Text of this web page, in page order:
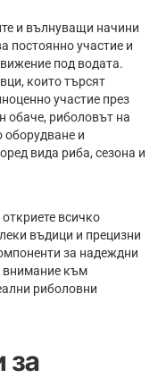
и вълнуващи начини
постоянно участие и
под водата.
които търсят
участие през
обаче, риболовът на
оборудване и
вида риба, сезона и
всичко
въдици и прецизни
за надеждни
внимание към
риболовни
за